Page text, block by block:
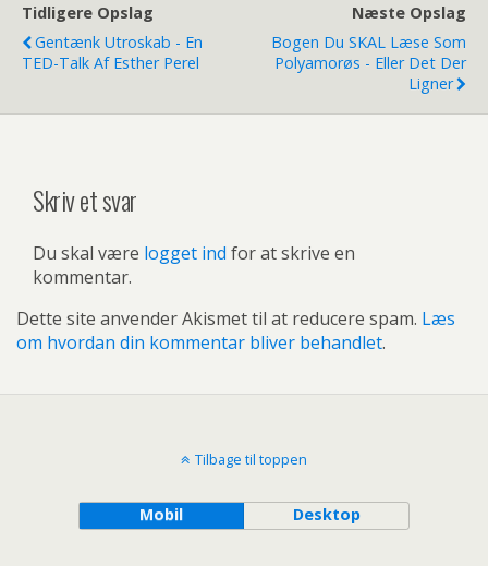
Tidligere Opslag
Gentænk Utroskab - En
TED-Talk Af Esther Perel
Næste Opslag
Bogen Du SKAL Læse Som
Polyamorøs - Eller Det Der
Ligner
Skriv et svar
Du skal være logget ind for at skrive en
kommentar.
Dette site anvender Akismet til at reducere spam. Læs
om hvordan din kommentar bliver behandlet.
Tilbage til toppen
Mobil Desktop